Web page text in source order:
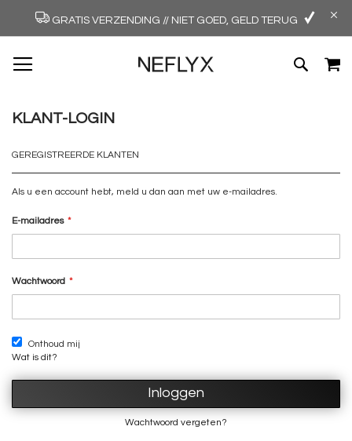
GRATIS VERZENDING // NIET GOED, GELD TERUG
NAAR
DE
ZOEK
KLANT-LOGIN
GEREGISTREERDE KLANTEN
Als u een account hebt, meld u dan aan met uw e-mailadres.
E-mailadres
Wachtwoord
Onthoud mij
Wat is dit?
Inloggen
Wachtwoord vergeten?